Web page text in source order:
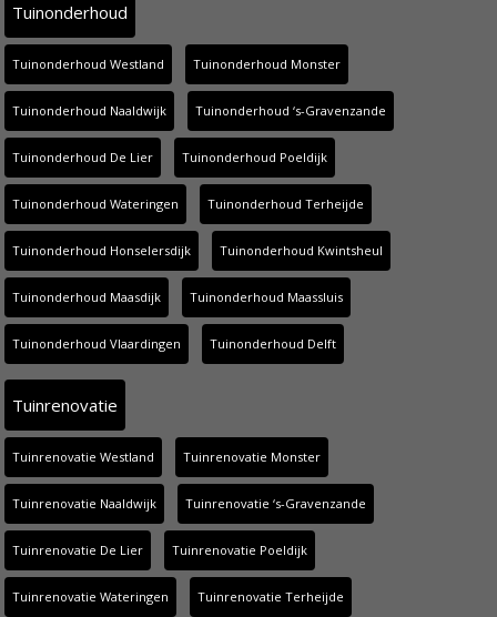
Tuinonderhoud
Tuinonderhoud Westland Tuinonderhoud Monster
Tuinonderhoud Naaldwijk Tuinonderhoud ‘s-Gravenzande
Tuinonderhoud De Lier Tuinonderhoud Poeldijk
Tuinonderhoud Wateringen Tuinonderhoud Terheijde
Tuinonderhoud Honselersdijk Tuinonderhoud Kwintsheul
Tuinonderhoud Maasdijk Tuinonderhoud Maassluis
Tuinonderhoud Vlaardingen Tuinonderhoud Delft
Tuinrenovatie
Tuinrenovatie Westland Tuinrenovatie Monster
Tuinrenovatie Naaldwijk Tuinrenovatie ‘s-Gravenzande
Tuinrenovatie De Lier Tuinrenovatie Poeldijk
Tuinrenovatie Wateringen Tuinrenovatie Terheijde